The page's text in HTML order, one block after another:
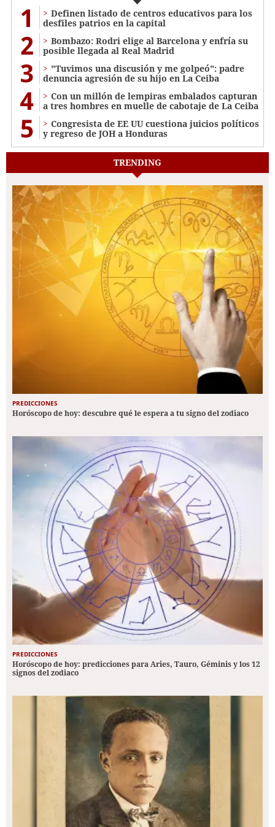
1
Definen listado de centros educativos para los
desfiles patrios en la capital
2
Bombazo: Rodri elige al Barcelona y enfría su
posible llegada al Real Madrid
3
"Tuvimos una discusión y me golpeó": padre
denuncia agresión de su hijo en La Ceiba
4
Con un millón de lempiras embalados capturan
a tres hombres en muelle de cabotaje de La Ceiba
5
Congresista de EE UU cuestiona juicios políticos
y regreso de JOH a Honduras
TRENDING
PREDICCIONES
Horóscopo de hoy: descubre qué le espera a tu signo del zodiaco
PREDICCIONES
Horóscopo de hoy: predicciones para Aries, Tauro, Géminis y los 12
signos del zodiaco